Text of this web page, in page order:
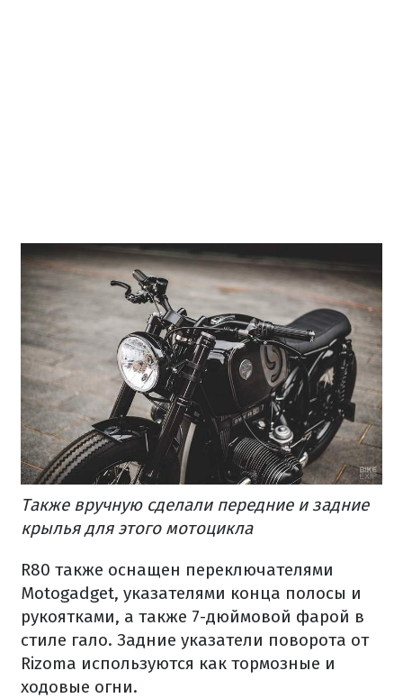
Также вручную сделали передние и задние
крылья для этого мотоцикла
R80 также оснащен переключателями
Motogadget, указателями конца полосы и
рукоятками, а также 7-дюймовой фарой в
стиле гало. Задние указатели поворота от
Rizoma используются как тормозные и
ходовые огни.